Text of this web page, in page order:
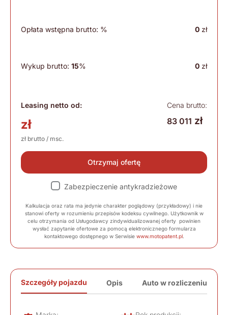
Opłata wstępna brutto: % 0 zł
Wykup brutto: 15% 0 zł
Leasing netto od:
zł
zł brutto / msc.
Cena brutto:
83 011 zł
Otrzymaj ofertę
Zabezpieczenie antykradzieżowe
Kalkulacja oraz rata ma jedynie charakter poglądowy (przykładowy) i nie
stanowi oferty w rozumieniu przepisów kodeksu cywilnego. Użytkownik w
celu otrzymania od Usługodawcy zindywidualizowanej oferty powinien
wysłać zapytanie ofertowe za pomocą elektronicznego formularza
kontaktowego dostępnego w Serwisie www.motopatent.pl.
Szczegóły pojazdu Opis Auto w rozliczeniu